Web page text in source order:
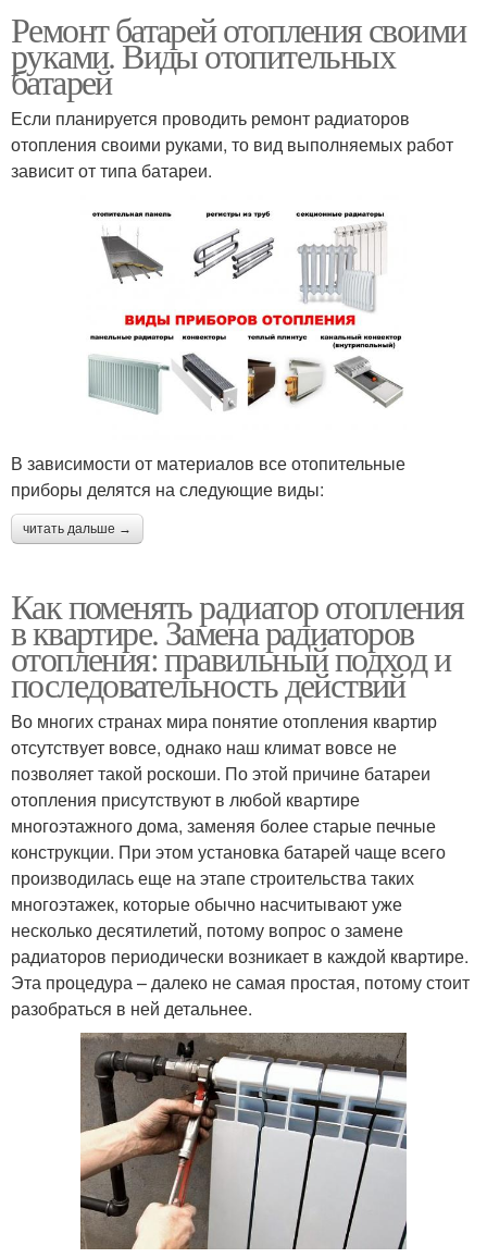
Ремонт батарей отопления своими
руками. Виды отопительных
батарей
Если планируется проводить ремонт радиаторов
отопления своими руками, то вид выполняемых работ
зависит от типа батареи.
В зависимости от материалов все отопительные
приборы делятся на следующие виды:
читать дальше →
Как поменять радиатор отопления
в квартире. Замена радиаторов
отопления: правильный подход и
последовательность действий
Во многих странах мира понятие отопления квартир
отсутствует вовсе, однако наш климат вовсе не
позволяет такой роскоши. По этой причине батареи
отопления присутствуют в любой квартире
многоэтажного дома, заменяя более старые печные
конструкции. При этом установка батарей чаще всего
производилась еще на этапе строительства таких
многоэтажек, которые обычно насчитывают уже
несколько десятилетий, потому вопрос о замене
радиаторов периодически возникает в каждой квартире.
Эта процедура – далеко не самая простая, потому стоит
разобраться в ней детальнее.